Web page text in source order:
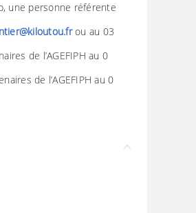
une personne référente
ou au 03
de l’AGEFIPH au 0
de l’AGEFIPH au 0